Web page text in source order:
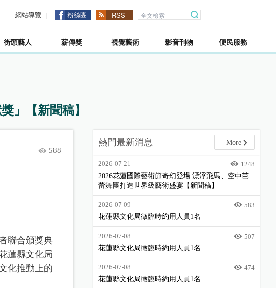
網站導覽 粉絲團 RSS
街頭藝人 薪傳獎 視覺藝術 影音刊物 便民服務
」【新聞稿】
588
聯合頒獎典
蓮縣文化局
化推動上的
熱門最新消息 More
2026-07-21
1248
2026花蓮國際藝術節奇幻登場 漂浮飛馬、空中芭
蕾舞團打造世界級藝術盛宴【新聞稿】
2026-07-09
583
花蓮縣文化局徵臨時約用人員1名
2026-07-08
507
花蓮縣文化局徵臨時約用人員1名
2026-07-08
474
花蓮縣文化局徵臨時約用人員1名